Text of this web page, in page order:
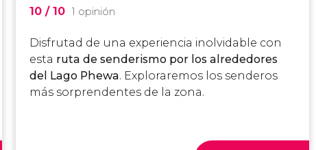
10 / 10 1 opinión
Disfrutad de una experiencia inolvidable con
esta ruta de senderismo por los alrededores
del Lago Phewa. Exploraremos los senderos
más sorprendentes de la zona.